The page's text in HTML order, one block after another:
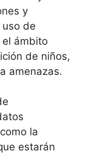
y
de
el ámbito
de niños,
amenazas.
la
estarán